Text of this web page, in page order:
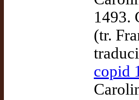
1493.
(tr.
copid